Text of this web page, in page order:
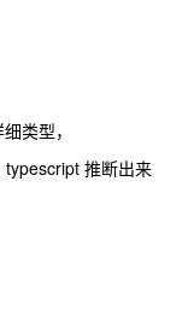
类型，
推断出来